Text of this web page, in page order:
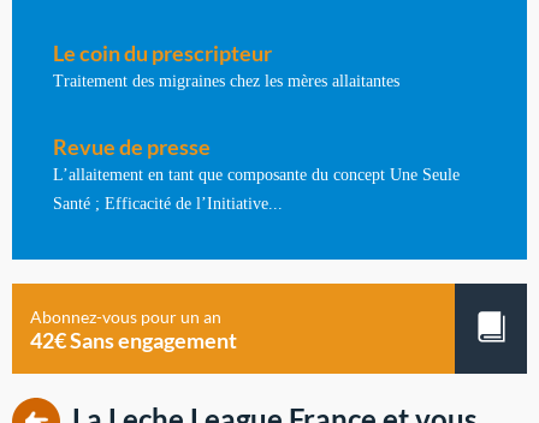
Le coin du prescripteur
Traitement des migraines chez les mères allaitantes
Revue de presse
L’allaitement en tant que composante du concept Une Seule
Santé ; Efficacité de l’Initiative...
Abonnez-vous pour un an
42€ Sans engagement